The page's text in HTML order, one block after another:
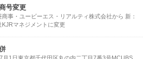
号変更
商事・ユービーエス・リアルティ株式会社から 新：
KJRマネジメントに変更